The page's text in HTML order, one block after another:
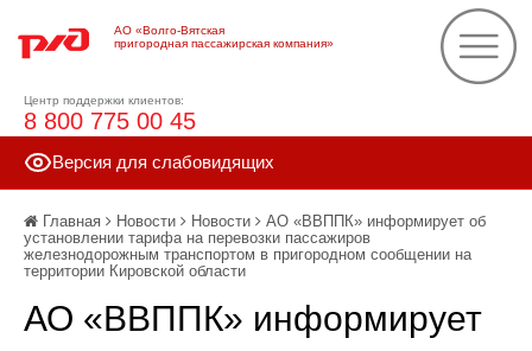
АО «Волго-Вятская
пригородная пассажирская компания»
Центр поддержки клиентов:
8 800 775 00 45
Версия для слабовидящих
Главная Новости Новости
АО «ВВППК» информирует об
установлении тарифа на перевозки пассажиров
железнодорожным транспортом в пригородном сообщении на
территории Кировской области
АО «ВВППК» информирует